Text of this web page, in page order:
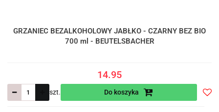
GRZANIEC BEZALKOHOLOWY JABŁKO - CZARNY BEZ BIO
700 ml - BEUTELSBACHER
14.95
szt. Do koszyka